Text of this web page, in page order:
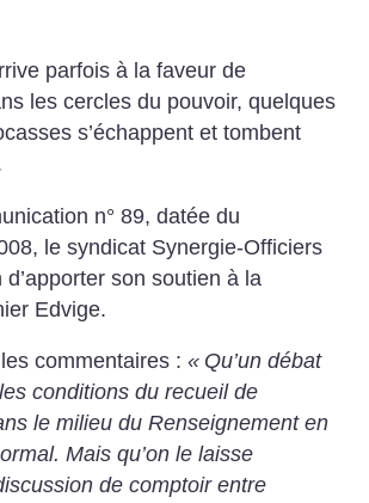
parfois à la faveur de
les cercles du pouvoir, quelques
s’échappent et tombent
n° 89, datée du
le syndicat Synergie-Officiers
son soutien à la
Edvige.
commentaires :« Qu’un débat
conditions du recueil de
le milieu du Renseignement en
Mais qu’on le laisse
de comptoir entre